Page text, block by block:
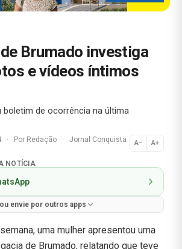
Brumado investiga
e vídeos íntimos
boletim de ocorrência na última
· Por Redação · Jornal Conquista A− A+
Normal
NOTÍCIA
ou envie por outros apps
uma mulher apresentou uma
de Brumado, relatando que teve